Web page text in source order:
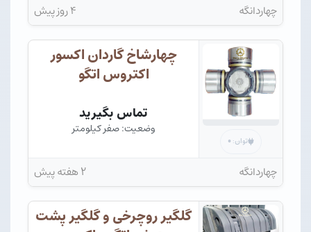
چهاردانگه ۴ روز پیش
توان: ۰
چهارشاخ گاردان اکسور
اکتروس اتگو
تماس بگیرید
وضعیت: صفر کیلومتر
چهاردانگه ۲ هفته پیش
گلگیر روچرخی و گلگیر پشت